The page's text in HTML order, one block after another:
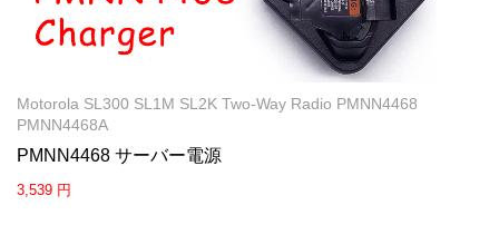
Motorola SL300 SL1M SL2K Two-Way Radio PMNN4468
PMNN4468A
PMNN4468 サーバー電源
3,539 円